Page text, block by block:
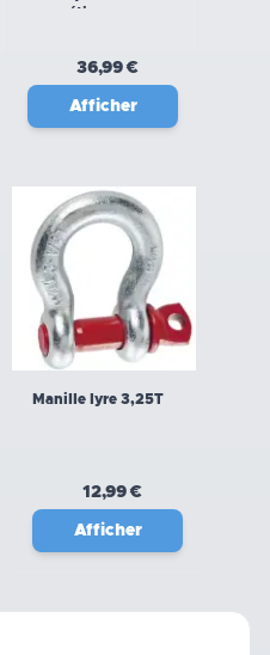
magnétique
36,99 €
Afficher
Manille lyre 3,25T
12,99 €
Afficher